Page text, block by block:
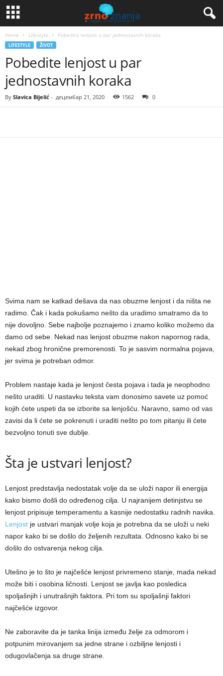
Home Lifestyle Pobedite lenjost u par jednostavnih koraka
LIFESTYLE ŽIVOT
Pobedite lenjost u par
jednostavnih koraka
By Slavica Bijelić - децембар 21, 2020 1562 0
Svima nam se katkad dešava da nas obuzme lenjost i da ništa ne
radimo. Čak i kada pokušamo nešto da uradimo smatramo da to
nije dovoljno. Sebe najbolje poznajemo i znamo koliko možemo da
damo od sebe. Nekad nas lenjost obuzme nakon napornog rada,
nekad zbog hronične premorenosti. To je sasvim normalna pojava,
jer svima je potreban odmor.
Problem nastaje kada je lenjost česta pojava i tada je neophodno
nešto uraditi. U nastavku teksta vam donosimo savete uz pomoć
kojih ćete uspeti da se izborite sa lenjošću. Naravno, samo od vas
zavisi da li ćete se pokrenuti i uraditi nešto po tom pitanju ili ćete
bezvoljno tonuti sve dublje.
Šta je ustvari lenjost?
Lenjost predstavlja nedostatak volje da se uloži napor ili energija
kako bismo došli do određenog cilja. U najranijem detinjstvu se
lenjost pripisuje temperamentu a kasnije nedostatku radnih navika.
Lenjost je ustvari manjak volje koja je potrebna da se uloži u neki
napor kako bi se došlo do željenih rezultata. Odnosno kako bi se
došlo do ostvarenja nekog cilja.
Utešno je to što je najčešće lenjost privremeno stanje, mada nekad
može biti i osobina ličnosti. Lenjost se javlja kao posledica
spoljašnjih i unutrašnjih faktora. Pri tom su spoljašnji faktori
najčešće izgovor.
Ne zaboravite da je tanka linija između želje za odmorom i
potpunim mirovanjem sa jedne strane i ozbiljne lenjosti i
odugovlačenja sa druge strane.